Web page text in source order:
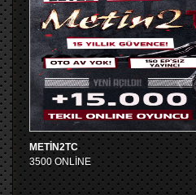
METİN2TC
3500 ONLİNE